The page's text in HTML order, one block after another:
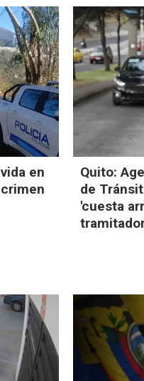
en
Quito:
de
'cuesta